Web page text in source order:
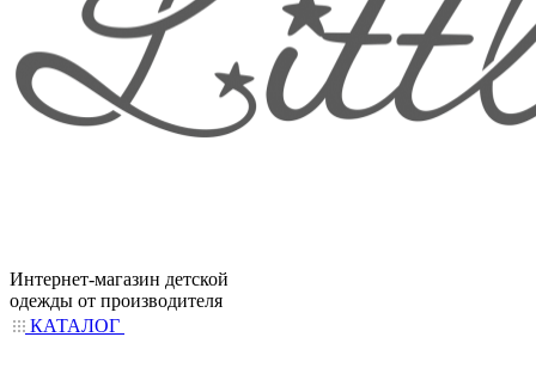
Интернет-магазин детской
одежды от производителя
КАТАЛОГ